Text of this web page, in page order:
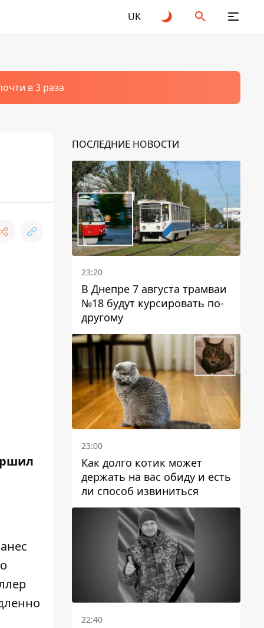
UK
в 3 раза
ПОСЛЕДНИЕ НОВОСТИ
23:20
В Днепре 7 августа трамваи
№18 будут курсировать по-
другому
23:00
Как долго котик может
держать на вас обиду и есть
ли способ извиниться
22:40